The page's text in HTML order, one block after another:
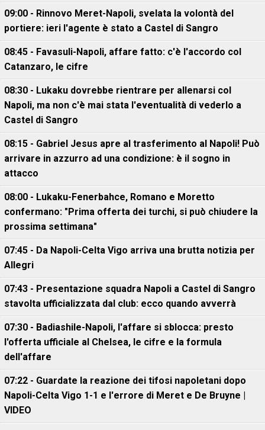
09:00 - Rinnovo Meret-Napoli, svelata la volontà del
portiere: ieri l'agente è stato a Castel di Sangro
08:45 - Favasuli-Napoli, affare fatto: c'è l'accordo col
Catanzaro, le cifre
08:30 - Lukaku dovrebbe rientrare per allenarsi col
Napoli, ma non c'è mai stata l'eventualità di vederlo a
Castel di Sangro
08:15 - Gabriel Jesus apre al trasferimento al Napoli! Può
arrivare in azzurro ad una condizione: è il sogno in
attacco
08:00 - Lukaku-Fenerbahce, Romano e Moretto
confermano: "Prima offerta dei turchi, si può chiudere la
prossima settimana"
07:45 - Da Napoli-Celta Vigo arriva una brutta notizia per
Allegri
07:43 - Presentazione squadra Napoli a Castel di Sangro
stavolta ufficializzata dal club: ecco quando avverrà
07:30 - Badiashile-Napoli, l'affare si sblocca: presto
l'offerta ufficiale al Chelsea, le cifre e la formula
dell'affare
07:22 - Guardate la reazione dei tifosi napoletani dopo
Napoli-Celta Vigo 1-1 e l'errore di Meret e De Bruyne |
VIDEO